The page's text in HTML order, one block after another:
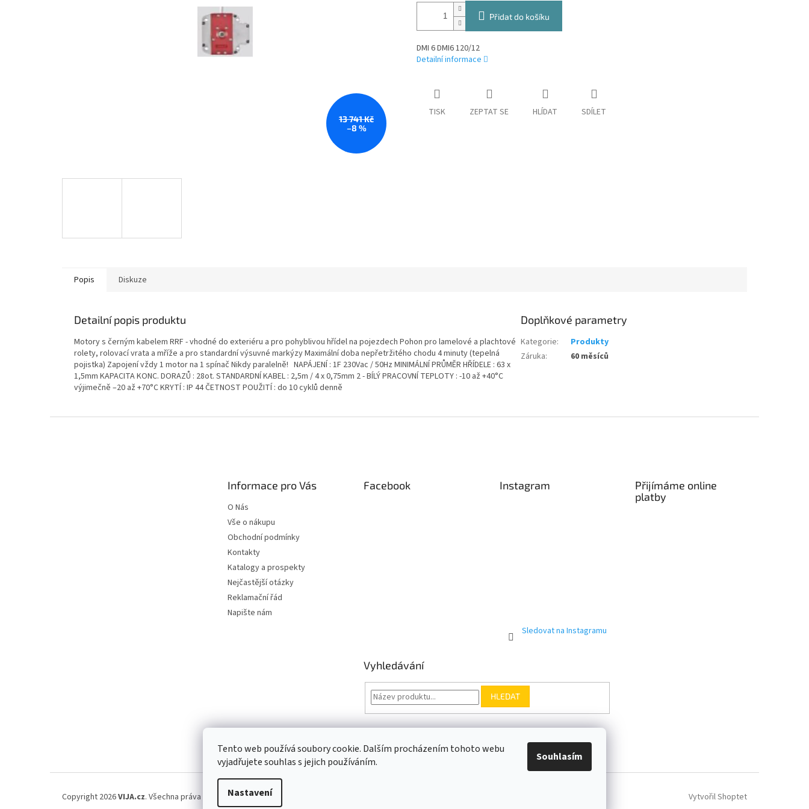
Tento web používá soubory cookie. Dalším procházením tohoto webu
vyjadřujete souhlas s jejich používáním.
Nastavení
Souhlasím
13 741 Kč
–8 %
Přidat do košíku
DMI 6 DMI6 120/12
Detailní informace
TISK ZEPTAT SE HLÍDAT SDÍLET
Popis Diskuze
Detailní popis produktu
Motory s černým kabelem RRF - vhodné do exteriéru a pro pohyblivou hřídel na pojezdech Pohon pro lamelové a plachtové
rolety, rolovací vrata a mříže a pro standardní výsuvné markýzy Maximální doba nepřetržitého chodu 4 minuty (tepelná
pojistka) Zapojení vždy 1 motor na 1 spínač Nikdy paralelně! NAPÁJENÍ : 1F 230Vac / 50Hz MINIMÁLNÍ PRŮMĚR HŘÍDELE : 63 x
1,5mm KAPACITA KONC. DORAZŮ : 28ot. STANDARDNÍ KABEL : 2,5m / 4 x 0,75mm 2 - BÍLÝ PRACOVNÍ TEPLOTY : -10 až +40°C
výjimečně –20 až +70°C KRYTÍ : IP 44 ČETNOST POUŽITÍ : do 10 cyklů denně
Doplňkové parametry
Kategorie:
Produkty
Záruka: 60 měsíců
Informace pro Vás
O Nás
Vše o nákupu
Obchodní podmínky
Kontakty
Katalogy a prospekty
Nejčastější otázky
Reklamační řád
Napište nám
Facebook Instagram
Sledovat na Instagramu
Přijímáme online
platby
Vyhledávání
HLEDAT
Somfy.cz Kontakt
Vytvořil Shoptet
Copyright 2026VIJA.cz. Všechna práva vyhrazena.